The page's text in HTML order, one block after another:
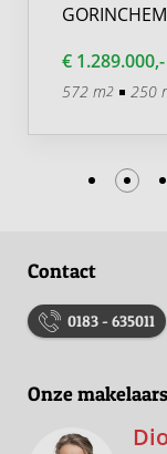
GORINCHEM
€
572 m2 250
Contact
0183 - 635011
Onze makelaars